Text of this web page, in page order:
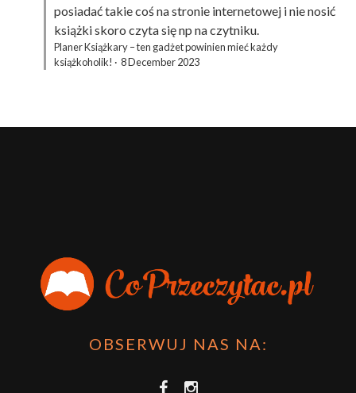
posiadać takie coś na stronie internetowej i nie nosić
książki skoro czyta się np na czytniku.
Planer Książkary – ten gadżet powinien mieć każdy
książkoholik! · 8 December 2023
OBSERWUJ NAS NA: